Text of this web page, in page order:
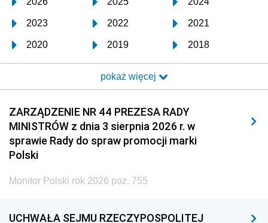
2023 2022 2021
2020 2019 2018
2017 2016 2015
2014 2013 2012
2011 2010 2009
2008 2007 2006
2005
1996 1995 1994
pokaż więcej
ZARZĄDZENIE NR 44 PREZESA RADY
MINISTRÓW z dnia 3 sierpnia 2026 r. w
sprawie Rady do spraw promocji marki
Polski
Monitor Polski rok 2026 poz. 755
UCHWAŁA SEJMU RZECZYPOSPOLITEJ